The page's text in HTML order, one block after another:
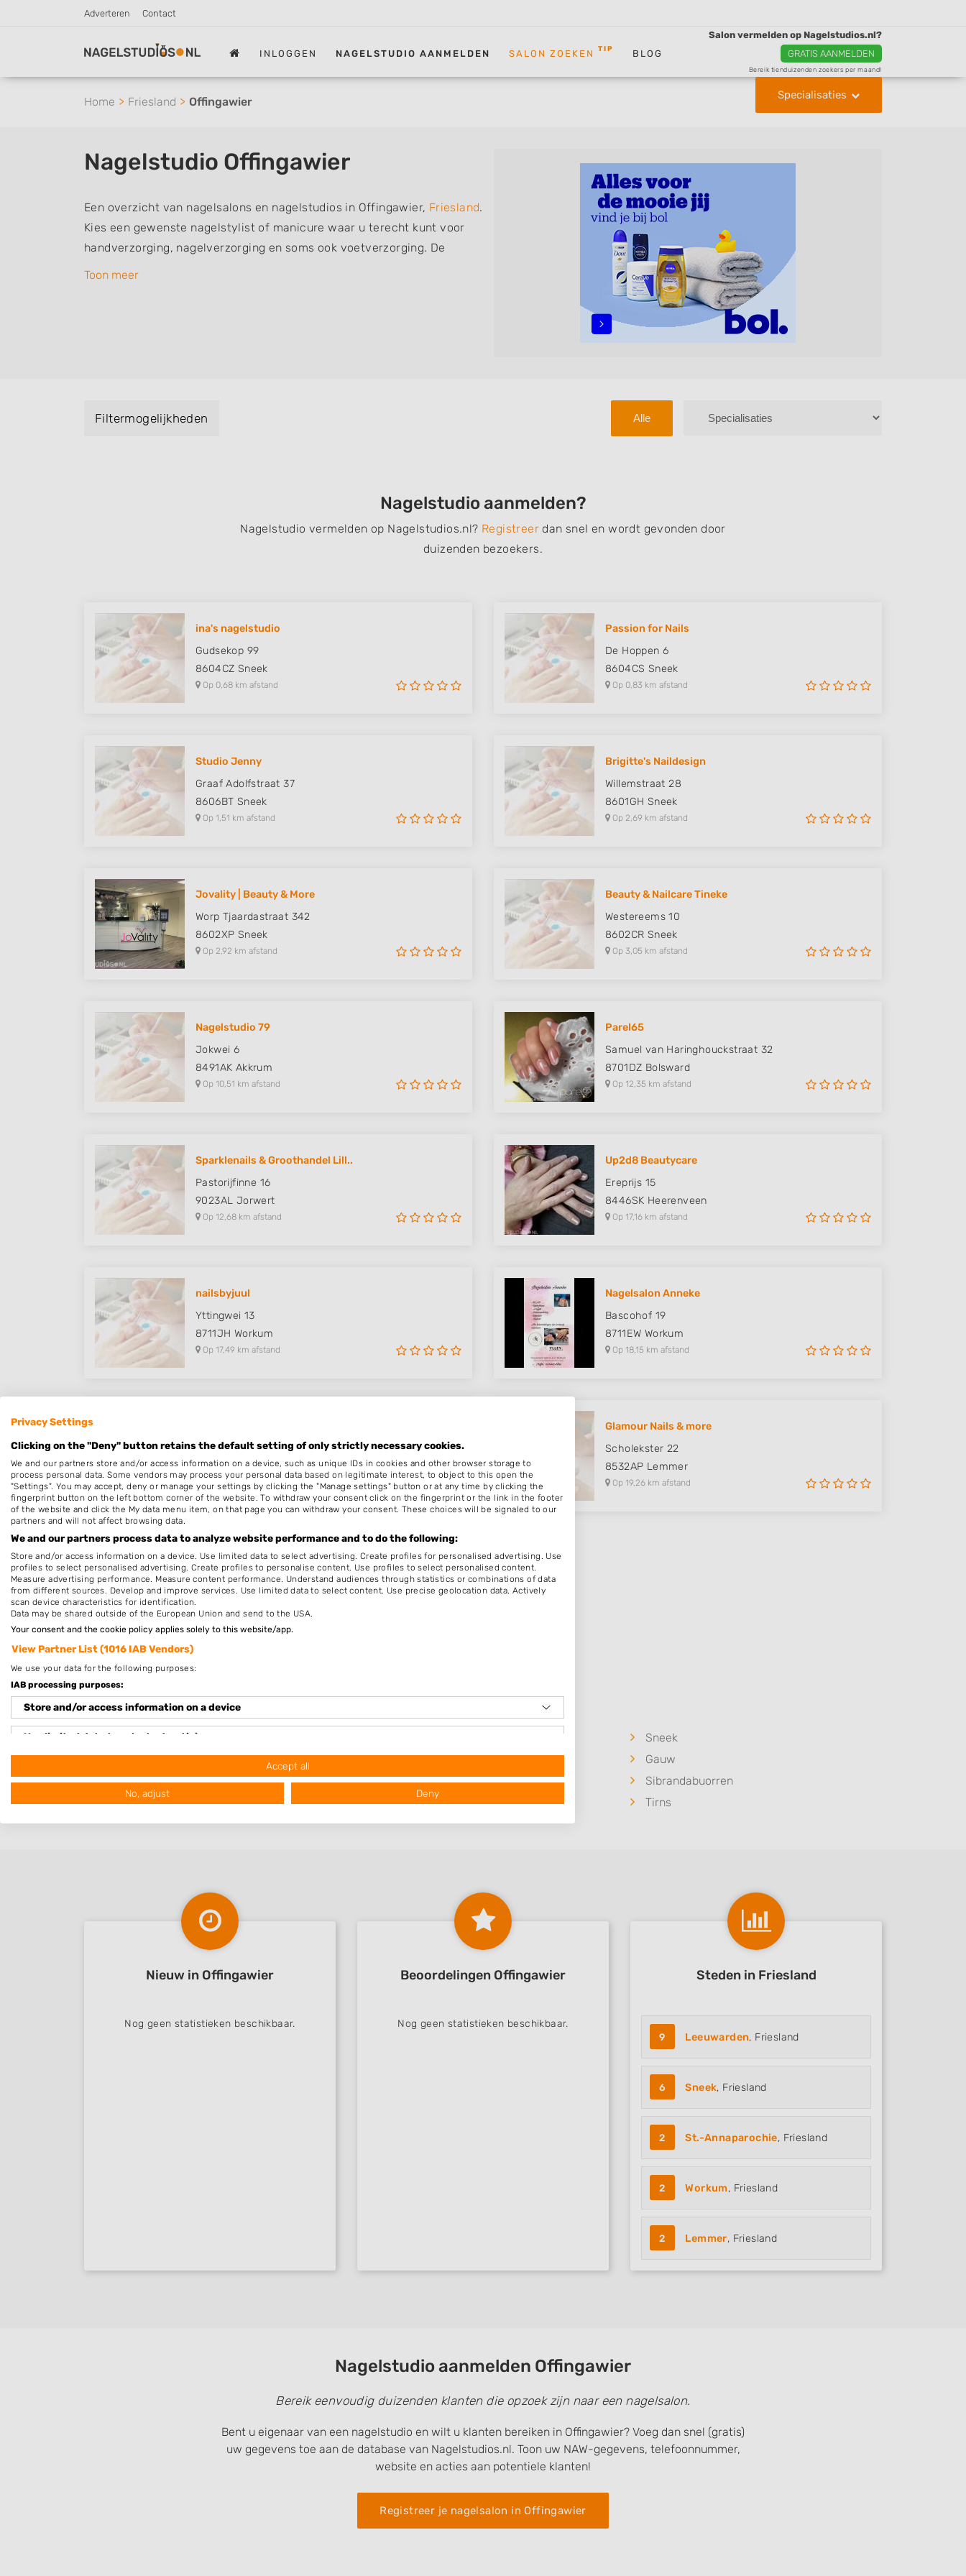
Adverteren Contact
INLOGGEN NAGELSTUDIO AANMELDEN SALON ZOEKEN TIP BLOG
Salon vermelden op Nagelstudios.nl?
GRATIS AANMELDEN
Bereik tienduizenden zoekers per maand!
Specialisaties
Home Friesland Offingawier
Nagelstudio Offingawier
Een overzicht van nagelsalons en nagelstudios in Offingawier, Friesland.
Kies een gewenste nagelstylist of manicure waar u terecht kunt voor
handverzorging, nagelverzorging en soms ook voetverzorging. De
nagelstylisten hebben mogelijk een van de volgende specialisaties of
Toon meer
Filtermogelijkheden Alle
Nagelstudio aanmelden?
Nagelstudio vermelden op Nagelstudios.nl? Registreer dan snel en wordt gevonden door
duizenden bezoekers.
ina's nagelstudio
Gudsekop 99
8604CZ Sneek
Op 0,68 km afstand
Passion for Nails
De Hoppen 6
8604CS Sneek
Op 0,83 km afstand
Studio Jenny
Graaf Adolfstraat 37
8606BT Sneek
Op 1,51 km afstand
Brigitte's Naildesign
Willemstraat 28
8601GH Sneek
Op 2,69 km afstand
Jovality | Beauty & More
Worp Tjaardastraat 342
8602XP Sneek
Op 2,92 km afstand
Beauty & Nailcare Tineke
Westereems 10
8602CR Sneek
Op 3,05 km afstand
Nagelstudio 79
Jokwei 6
8491AK Akkrum
Op 10,51 km afstand
Parel65
Samuel van Haringhouckstraat 32
8701DZ Bolsward
Op 12,35 km afstand
Sparklenails & Groothandel Lill..
Pastorijfinne 16
9023AL Jorwert
Op 12,68 km afstand
Up2d8 Beautycare
Ereprijs 15
8446SK Heerenveen
Op 17,16 km afstand
nailsbyjuul
Yttingwei 13
8711JH Workum
Op 17,49 km afstand
Nagelsalon Anneke
Bascohof 19
8711EW Workum
Op 18,15 km afstand
Legedyk 4
8935DG Leeuwarden
Op 18,67 km afstand
Glamour Nails & more
Scholekster 22
8532AP Lemmer
Op 19,26 km afstand
Marianne Mud ~Nagelstyliste~
Marssumerstraat 33 Achterom
Op 19,99 km afstand
Plaatsen in de buurt
Oppenhuizen
Sneek
Goënga
Uitwellingerga
Gauw
Scharnegoutum
Ysbrechtum
Sibrandabuorren
Jutrijp
IJlst Tirns
Nieuw in Offingawier
Nog geen statistieken beschikbaar.
Beoordelingen Offingawier
Nog geen statistieken beschikbaar.
Steden in Friesland
9 Leeuwarden, Friesland
6 Sneek, Friesland
2 St.-Annaparochie, Friesland
2 Workum, Friesland
2 Lemmer, Friesland
Nagelstudio aanmelden Offingawier
Bereik eenvoudig duizenden klanten die opzoek zijn naar een nagelsalon.
Bent u eigenaar van een nagelstudio en wilt u klanten bereiken in Offingawier? Voeg dan snel (gratis)
uw gegevens toe aan de database van Nagelstudios.nl. Toon uw NAW-gegevens, telefoonnummer,
website en acties aan potentiele klanten!
Registreer je nagelsalon in Offingawier
Privacy Settings
Clicking on the "Deny" button retains the default setting of only strictly necessary cookies.
We and our partners store and/or access information on a device, such as unique IDs in cookies and other browser storage to
process personal data. Some vendors may process your personal data based on legitimate interest, to object to this open the
"Settings". You may accept, deny or manage your settings by clicking the "Manage settings" button or at any time by clicking the
fingerprint button on the left bottom corner of the website. To withdraw your consent click on the fingerprint or the link in the footer
of the website and click the My data menu item, on that page you can withdraw your consent. These choices will be signaled to our
partners and will not affect browsing data.
We and our partners process data to analyze website performance and to do the following:
Store and/or access information on a device. Use limited data to select advertising. Create profiles for personalised advertising. Use
profiles to select personalised advertising. Create profiles to personalise content. Use profiles to select personalised content.
Measure advertising performance. Measure content performance. Understand audiences through statistics or combinations of data
from different sources. Develop and improve services. Use limited data to select content. Use precise geolocation data. Actively
scan device characteristics for identification.
Data may be shared outside of the European Union and send to the USA.
Your consent and the cookie policy applies solely to this website/app.
View Partner List (1016 IAB Vendors)
We use your data for the following purposes:
IAB processing purposes:
Store and/or access information on a device
Use limited data to select advertising
Use profiles to select personalised advertising
Create profiles to personalise content
Understand audiences through statistics or combinations of data from different
Accept all
No, adjust Deny